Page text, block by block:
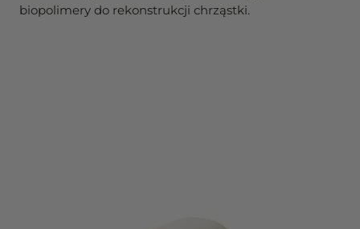
biopolimery do rekonstrukcji chrząstki.